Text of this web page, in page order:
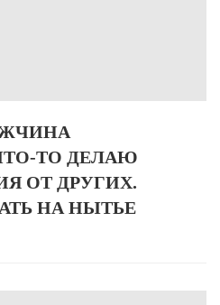
ТО ДЕЛАЮ
ОТ ДРУГИХ.
НА НЫТЬЕ